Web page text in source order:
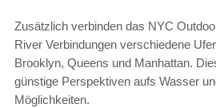
Zusätzlich verbinden das NYC
River Verbindungen verschiedene
Brooklyn, Queens und Manhattan.
günstige Perspektiven aufs Wasser
Möglichkeiten.